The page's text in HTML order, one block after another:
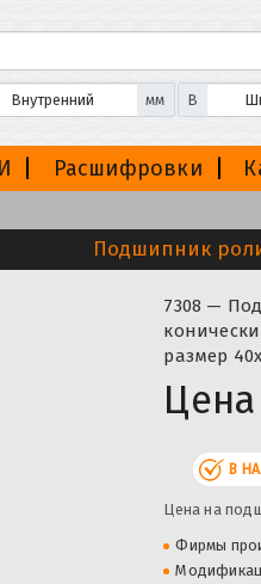
мм B
Расшифровки
Подшипник
7308 —
размер
В
Цена на
Фирмы